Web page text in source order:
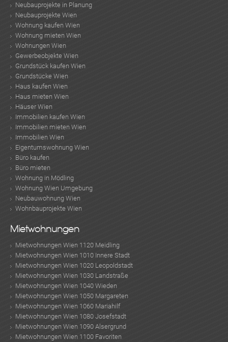
Neubauprojekte in Planung
Neubauprojekte Wien
Wohnung kaufen Wien
Wohnung mieten Wien
Wohnungen Wien
Gewerbeobjekte Wien
Grundstück kaufen Wien
Grundstücke Wien
Haus kaufen Wien
Haus mieten Wien
Häuser Wien
Immobilien kaufen Wien
Immobilien mieten Wien
Immobilien Wien
Eigentumswohnung Wien
Büro kaufen
Büro mieten
Wohnung in Mödling
Wohnung Wien Umgebung
Neubauwohnung Wien
Wohnbauprojekte Wien
Mietwohnungen
Mietwohnungen Wien 1120 Meidling
Mietwohnungen Wien 1010 Innere Stadt
Mietwohnungen Wien 1020 Leopoldstadt
Mietwohnungen Wien 1030 Landstraße
Mietwohnungen Wien 1040 Wieden
Mietwohnungen Wien 1050 Margareten
Mietwohnungen Wien 1060 Mariahilf
Mietwohnungen Wien 1080 Josefstadt
Mietwohnungen Wien 1090 Alsergrund
Mietwohnungen Wien 1100 Favoriten